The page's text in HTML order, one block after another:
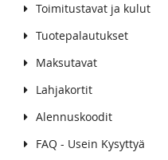
Toimitustavat ja kulut
Tuotepalautukset
Maksutavat
Lahjakortit
Alennuskoodit
FAQ - Usein Kysyttyä